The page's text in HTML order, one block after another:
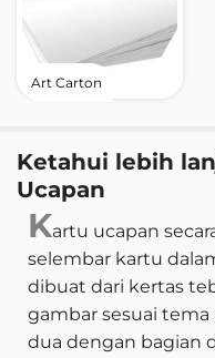
Art Carton
Ketahui lebih
Ucapan
Kartu ucapan
selembar kartu
dibuat dari kertas
gambar sesuai
dua dengan bagian